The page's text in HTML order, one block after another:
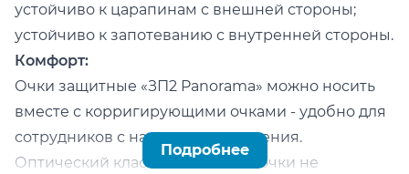
устойчиво к царапинам с внешней стороны;
устойчиво к запотеванию с внутренней стороны.
Комфорт:
Очки защитные «ЗП2 Panorama» можно носить
вместе с корригирующими очками - удобно для
сотрудников с нарушениями зрения.
Оптический класс 1 - защитные очки не
Подробнее